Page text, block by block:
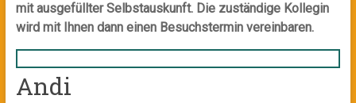
mit ausgefüllter Selbstauskunft. Die zuständige Kollegin
wird mit Ihnen dann einen Besuchstermin vereinbaren.
Andi